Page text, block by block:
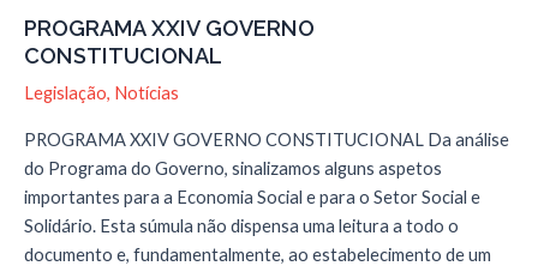
PROGRAMA XXIV GOVERNO
CONSTITUCIONAL
Legislação, Notícias
PROGRAMA XXIV GOVERNO CONSTITUCIONAL Da análise
do Programa do Governo, sinalizamos alguns aspetos
importantes para a Economia Social e para o Setor Social e
Solidário. Esta súmula não dispensa uma leitura a todo o
documento e, fundamentalmente, ao estabelecimento de um